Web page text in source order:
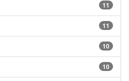
11
11
10
10